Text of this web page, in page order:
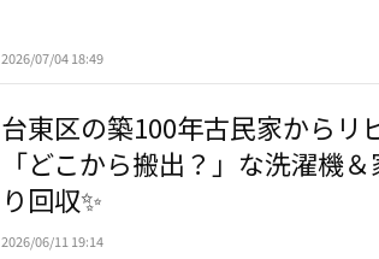
2026/07/04 18:49
台東区の築100年古民家からリ
「どこから搬出？」な洗濯機
り回収✨
2026/06/11 19:14